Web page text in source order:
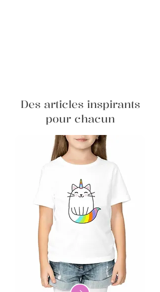
Des articles inspirants
pour chacun